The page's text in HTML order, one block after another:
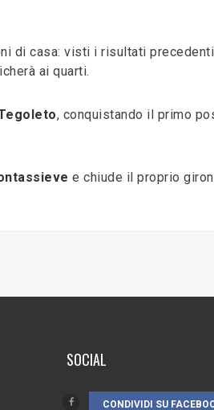
di casa: visti i risultati
ai quarti.
, conquistando il primo
e chiude il proprio
SOCIAL
CONDIVIDI SU